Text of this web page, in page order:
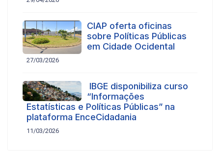
CIAP oferta oficinas
sobre Políticas Públicas
em Cidade Ocidental
27/03/2026
IBGE disponibiliza curso
“Informações
Estatísticas e Políticas Públicas” na
plataforma EnceCidadania
11/03/2026